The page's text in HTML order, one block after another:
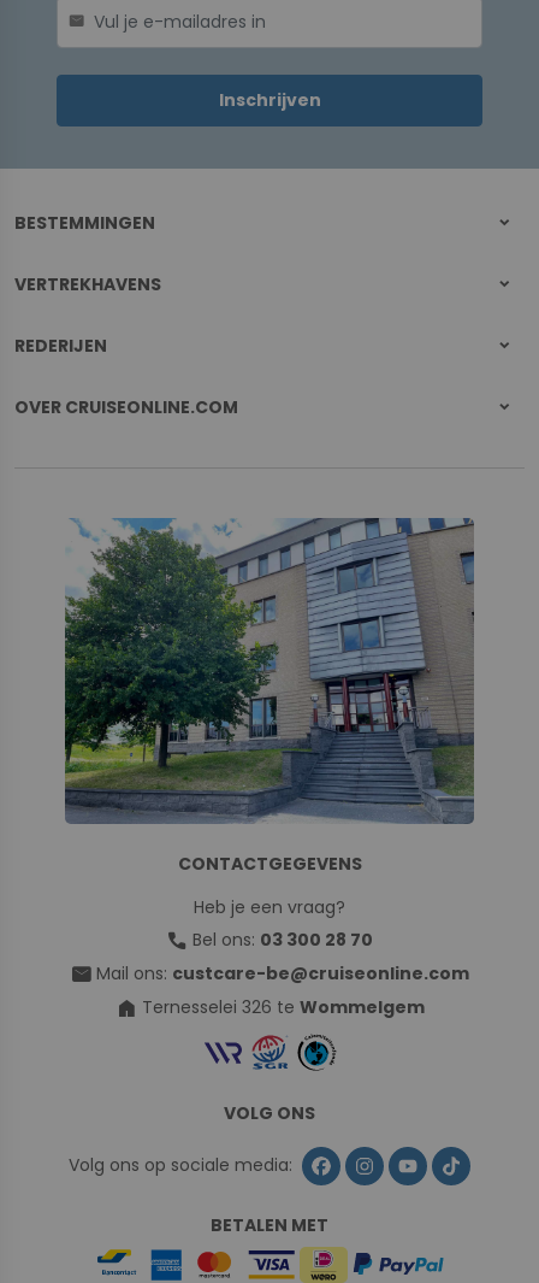
mail
Inschrijven
BESTEMMINGEN
VERTREKHAVENS
REDERIJEN
OVER CRUISEONLINE.COM
CONTACTGEGEVENS
Heb je een vraag?
call Bel ons: 03 300 28 70
mail Mail ons: custcare-be@cruiseonline.com
home Ternesselei 326 te Wommelgem
VOLG ONS
Volg ons op sociale media:
BETALEN MET